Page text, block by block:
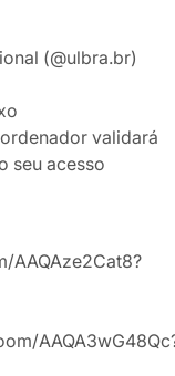
(@ulbra.br)
validará
seu acesso
AAQAze2Cat8?